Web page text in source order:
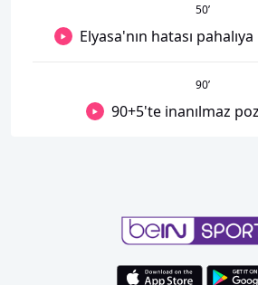
50’
Elyasa'nın hatası
90’
90+5'te inanılmaz